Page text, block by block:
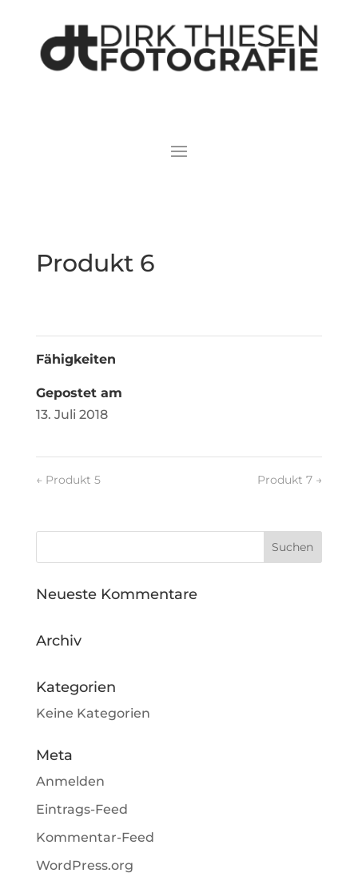
Produkt 6
Fähigkeiten
Gepostet am
13. Juli 2018
← Produkt 5 Produkt 7 →
Neueste Kommentare
Archiv
Kategorien
Keine Kategorien
Meta
Anmelden
Eintrags-Feed
Kommentar-Feed
WordPress.org